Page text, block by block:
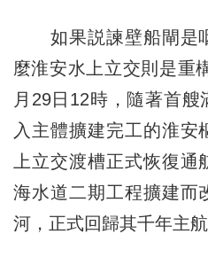
如果説諫壁船閘是
麼淮安水上立交則是重
月29日12時，隨著首
入主體擴建完工的淮安
上立交渡槽正式恢復
海水道二期工程擴建而
河，正式回歸其千年主航